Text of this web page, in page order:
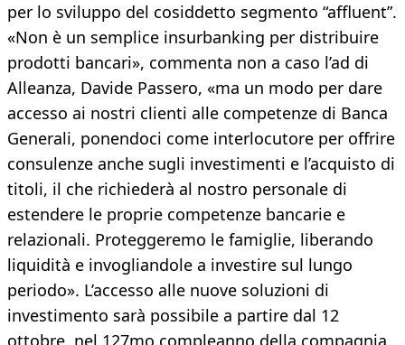
per lo sviluppo del cosiddetto segmento “affluent”.
«Non è un semplice insurbanking per distribuire
prodotti bancari», commenta non a caso l’ad di
Alleanza, Davide Passero, «ma un modo per dare
accesso ai nostri clienti alle competenze di Banca
Generali, ponendoci come interlocutore per offrire
consulenze anche sugli investimenti e l’acquisto di
titoli, il che richiederà al nostro personale di
estendere le proprie competenze bancarie e
relazionali. Proteggeremo le famiglie, liberando
liquidità e invogliandole a investire sul lungo
periodo». L’accesso alle nuove soluzioni di
investimento sarà possibile a partire dal 12
ottobre, nel 127mo compleanno della compagnia